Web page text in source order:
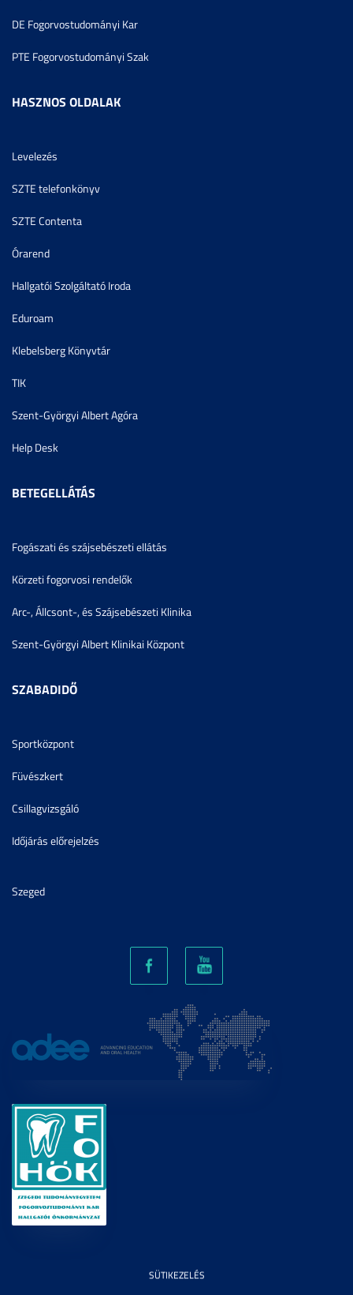
DE Fogorvostudományi Kar
PTE Fogorvostudományi Szak
HASZNOS OLDALAK
Levelezés
SZTE telefonkönyv
SZTE Contenta
Órarend
Hallgatói Szolgáltató Iroda
Eduroam
Klebelsberg Könyvtár
TIK
Szent-Györgyi Albert Agóra
Help Desk
BETEGELLÁTÁS
Fogászati és szájsebészeti ellátás
Körzeti fogorvosi rendelők
Arc-, Állcsont-, és Szájsebészeti Klinika
Szent-Györgyi Albert Klinikai Központ
SZABADIDŐ
Sportközpont
Füvészkert
Csillagvizsgáló
Időjárás előrejelzés
Szeged
SÜTIKEZELÉS